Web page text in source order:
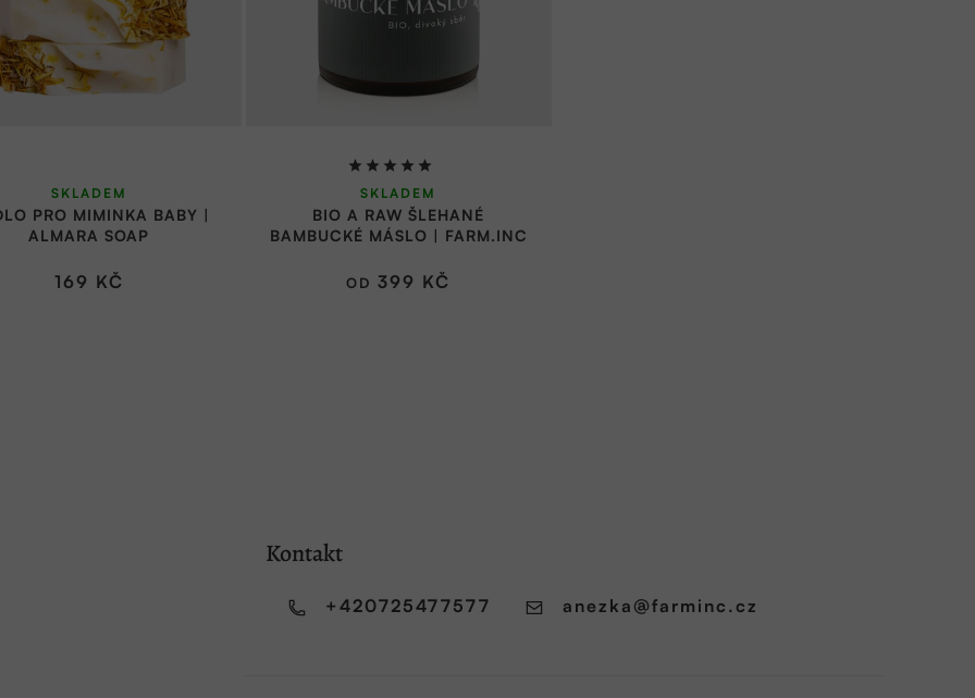
PRO MIMINKA BABY |
ALMARA SOAP
SKLADEM
169 KČ
BIO A RAW ŠLEHANÉ
BAMBUCKÉ MÁSLO | FARM.INC
Průměrné
hodnocení
produktu
5,0
SKLADEM
OD 399 KČ
Kontakt
anezka @farminc.cz
+420725477577